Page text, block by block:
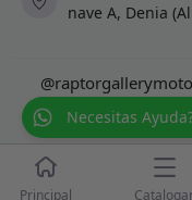
Principal
Necesitas
nave A, Denia